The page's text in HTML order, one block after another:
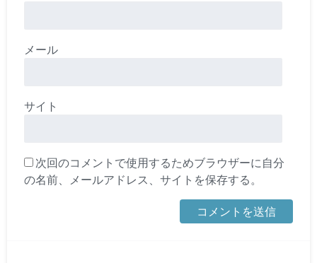
メール
サイト
次回のコメントで使用するためブラウザーに自分
の名前、メールアドレス、サイトを保存する。